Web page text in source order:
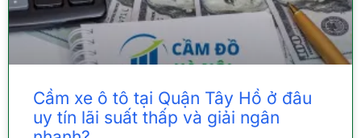
Cầm xe ô tô tại Quận Tây Hồ ở đâu
uy tín lãi suất thấp và giải ngân